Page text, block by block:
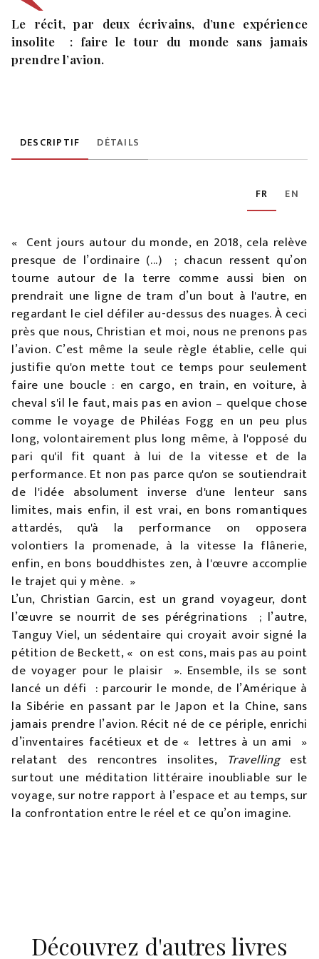
Le récit, par deux écrivains, d’une expérience
insolite : faire le tour du monde sans jamais
prendre l’avion.
DESCRIPTIF DÉTAILS
FR EN
« Cent jours autour du monde, en 2018, cela relève
presque de l’ordinaire (...) ; chacun ressent qu’on
tourne autour de la terre comme aussi bien on
prendrait une ligne de tram d’un bout à l'autre, en
regardant le ciel défiler au-dessus des nuages. À ceci
près que nous, Christian et moi, nous ne prenons pas
l’avion. C’est même la seule règle établie, celle qui
justifie qu'on mette tout ce temps pour seulement
faire une boucle : en cargo, en train, en voiture, à
cheval s'il le faut, mais pas en avion – quelque chose
comme le voyage de Philéas Fogg en un peu plus
long, volontairement plus long même, à l'opposé du
pari qu'il fit quant à lui de la vitesse et de la
performance. Et non pas parce qu'on se soutiendrait
de l'idée absolument inverse d'une lenteur sans
limites, mais enfin, il est vrai, en bons romantiques
attardés, qu'à la performance on opposera
volontiers la promenade, à la vitesse la flânerie,
enfin, en bons bouddhistes zen, à l'œuvre accomplie
le trajet qui y mène. »
L’un, Christian Garcin, est un grand voyageur, dont
l’œuvre se nourrit de ses pérégrinations ; l’autre,
Tanguy Viel, un sédentaire qui croyait avoir signé la
pétition de Beckett, « on est cons, mais pas au point
de voyager pour le plaisir ». Ensemble, ils se sont
lancé un défi : parcourir le monde, de l’Amérique à
la Sibérie en passant par le Japon et la Chine, sans
jamais prendre l’avion. Récit né de ce périple, enrichi
d’inventaires facétieux et de « lettres à un ami »
relatant des rencontres insolites, Travelling est
surtout une méditation littéraire inoubliable sur le
voyage, sur notre rapport à l’espace et au temps, sur
la confrontation entre le réel et ce qu’on imagine.
Découvrez d'autres livres